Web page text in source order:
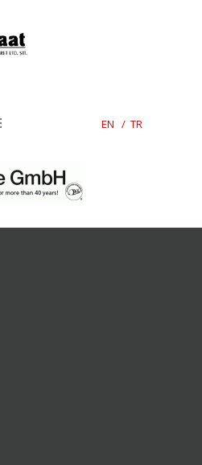
EN / TR